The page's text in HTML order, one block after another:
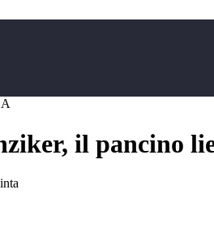
il pancino